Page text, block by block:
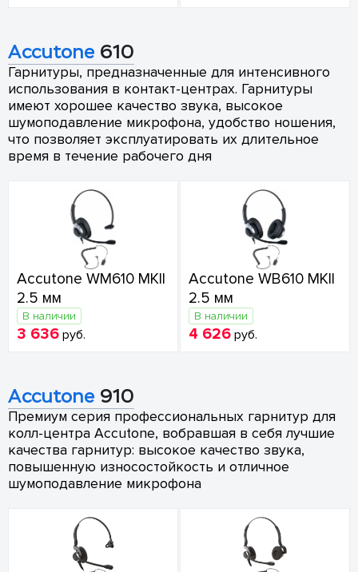
Accutone 610
Гарнитуры, предназначенные для интенсивного
использования в контакт-центрах. Гарнитуры
имеют хорошее качество звука, высокое
шумоподавление микрофона, удобство ношения,
что позволяет эксплуатировать их длительное
время в течение рабочего дня
Accutone WM610 MKII
2.5 мм
В наличии
3 636 руб.
Accutone WB610 MKII
2.5 мм
В наличии
4 626 руб.
Accutone 910
Премиум серия профессиональных гарнитур для
колл-центра Accutone, вобравшая в себя лучшие
качества гарнитур: высокое качество звука,
повышенную износостойкость и отличное
шумоподавление микрофона